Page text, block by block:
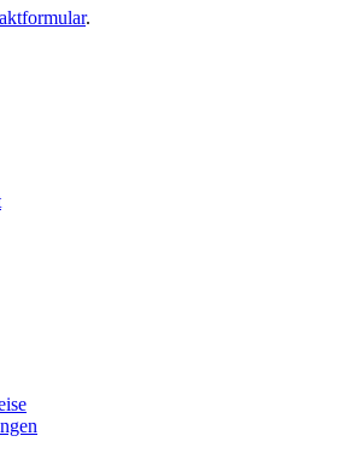
.